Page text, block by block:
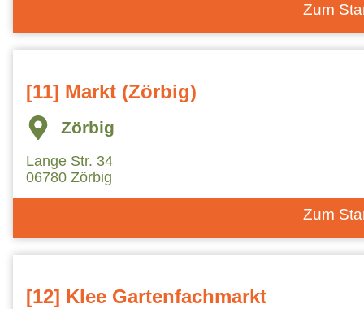
Zum
[11] Markt (Zörbig)
Zörbig
Lange Str. 34
06780 Zörbig
Zum
[12] Klee Gartenfachmarkt